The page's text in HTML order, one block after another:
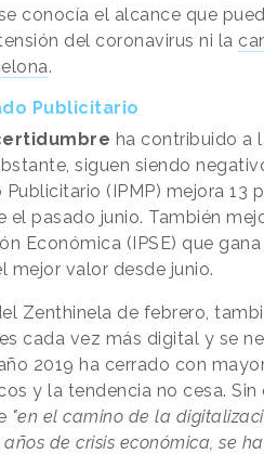
conocía el alcance que
del coronavirus ni la
.
Publicitario
ha contribuido a
siguen siendo
(IPMP) mejora 13
el pasado junio. También
Económica (IPSE) que
mejor valor desde junio.
Zenthinela de febrero,
es cada vez más digital y se
2019 ha cerrado con
y la tendencia no cesa.
"en el camino de la
de crisis económica, se